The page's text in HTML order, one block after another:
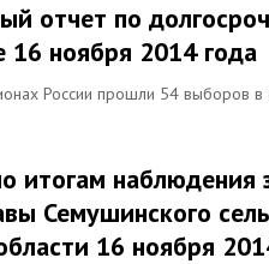
отчет по
16 ноября 2014 года
России прошли 54 выборов в
итогам
Семушинского
16 ноября